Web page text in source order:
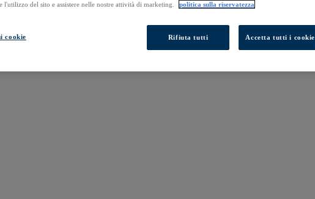
l'utilizzo del sito e assistere nelle nostre attività di marketing.
politica sulla riservatezza
cookie Rifiuta tutti Accetta tutti i cookie